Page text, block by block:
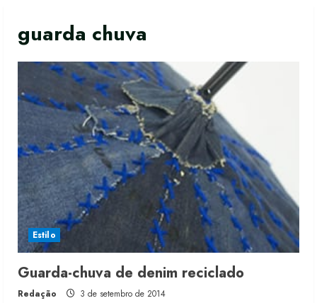
guarda chuva
Estilo
Guarda-chuva de denim reciclado
Redação 3 de setembro de 2014
Renata Caixeta assume Movimento
Sou de Algodão
5 de agosto de 2026